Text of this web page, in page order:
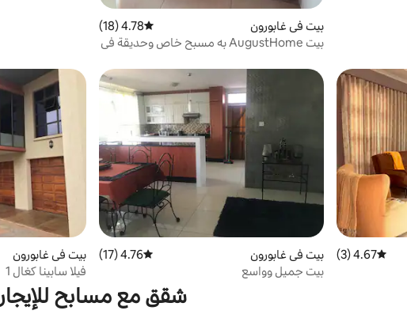
بيت في غابورون متوسط التقييم 4.78 من 5، 18 مراجعات
4.78 (18)
بيت AugustHome به مسبح خاص وحديقة في
متوسط التقييم 4.67 من 5، 3 مراجعات
4.67 (3)
بيت في غابورون متوسط التقييم 4.76 من 5، 17 مراجعات
4.76 (17)
بيت جميل وواسع
بيت في غابورون
فيلا سابينا كغال 1
شقق مع مسابح للإيجار